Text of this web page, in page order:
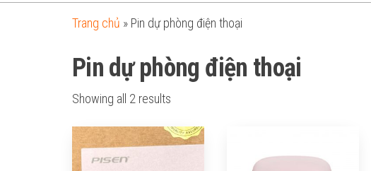
Trang chủ » Pin dự phòng điện thoại
Pin dự phòng điện thoại
Showing all 2 results